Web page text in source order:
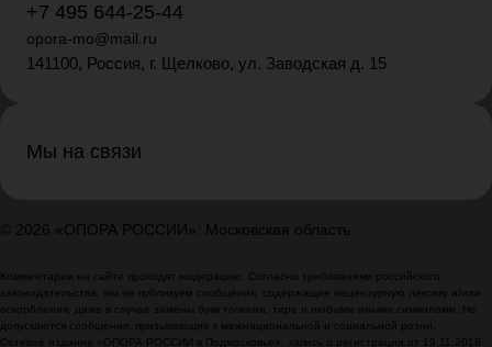
+7 495 644-25-44
opora-mo@mail.ru
141100, Россия, г. Щелково, ул. Заводская д. 15
Мы на связи
© 2026 «ОПОРА РОССИИ»: Московская область
Комментарии на сайте проходят модерацию. Согласно требованиям российского
законодательства, мы не публикуем сообщения, содержащие нецензурную лексику и/или
оскорбления, даже в случае замены букв точками, тире и любыми иными символами. Не
допускаются сообщения, призывающие к межнациональной и социальной розни.
Сетевое издание «ОПОРА РОССИИ в Подмосковье», запись о регистрации от 19.11.2018